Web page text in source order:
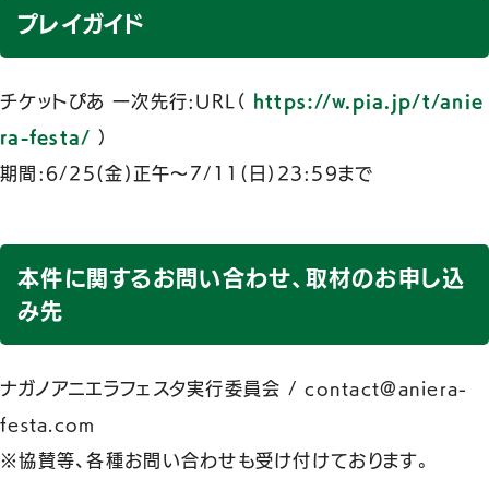
プレイガイド
チケットぴあ 一次先行:URL（ https://w.pia.jp/t/anie
ra-festa/ ）
期間:6/25(金)正午〜7/11(日)23:59まで
本件に関するお問い合わせ、取材のお申し込
み先
ナガノアニエラフェスタ実行委員会 / contact@aniera-
festa.com
※協賛等、各種お問い合わせも受け付けております。